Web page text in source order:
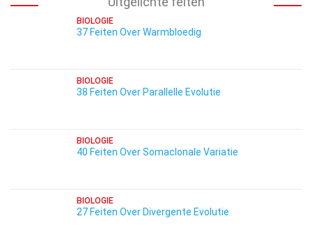
BIOLOGIE
37 Feiten Over Warmbloedig
BIOLOGIE
38 Feiten Over Parallelle Evolutie
BIOLOGIE
40 Feiten Over Somaclonale Variatie
BIOLOGIE
27 Feiten Over Divergente Evolutie